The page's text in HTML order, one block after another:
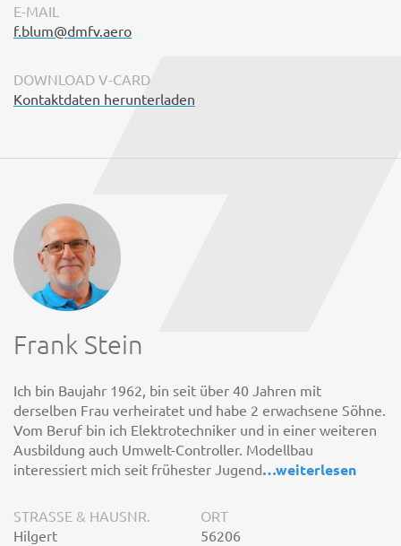
E-MAIL
f.blum@dmfv.aero
DOWNLOAD V-CARD
Kontaktdaten herunterladen
Frank Stein
Ich bin Baujahr 1962, bin seit über 40 Jahren mit
derselben Frau verheiratet und habe 2 erwachsene Söhne.
Vom Beruf bin ich Elektrotechniker und in einer weiteren
Ausbildung auch Umwelt-Controller. Modellbau
interessiert mich seit frühester Jugend…weiterlesen
STRASSE & HAUSNR.
Hilgert
ORT
56206